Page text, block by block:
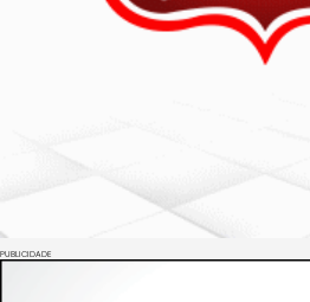
PUBLICIDADE